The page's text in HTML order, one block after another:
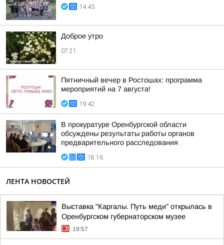
14:45
Доброе утро
07:21
Пятничный вечер в Ростошах: программа
мероприятий на 7 августа!
19:42
В прокуратуре Оренбургской области
обсуждены результаты работы органов
предварительного расследования
18:16
ЛЕНТА НОВОСТЕЙ
Выставка "Каргалы. Путь меди" открылась в
Оренбургском губернаторском музее
19:57